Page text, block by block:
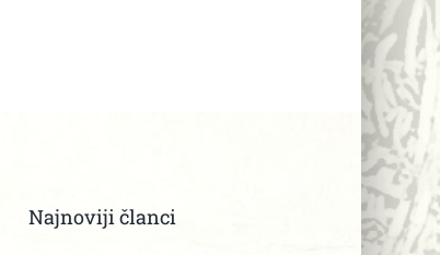
Najnoviji članci